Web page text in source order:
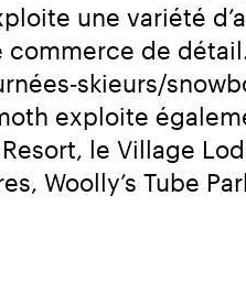
une variété
de
exploite
le Village
Woolly’s Tube